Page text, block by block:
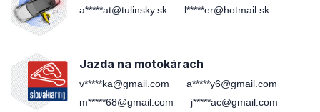
a*****at@tulinsky.sk l*****er@hotmail.sk
Jazda na motokárach
v*****ka@gmail.com
a*****y6@gmail.com
m*****68@gmail.com
j*****ac@gmail.com